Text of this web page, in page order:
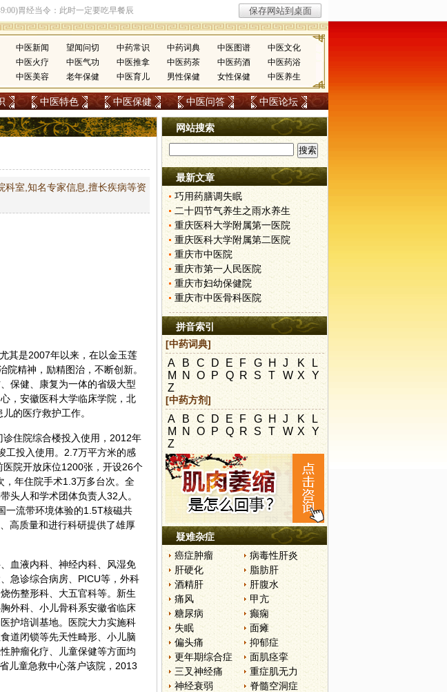
中医新闻 望闻问切 中药常识 中药词典 中医图谱
中医文化
中医火疗 中医气功 中医推拿 中医药茶 中医药酒
中医药浴
中医美容 老年保健 中医育儿 男性保健 女性保健 中医养生
中医特色 中医保健 中医问答 中医论坛
科室,知名专家信息,擅长疾病等资
其是2007年以来，在以金玉莲
院精神，励精图治，不断创新。
保健 、康复为一体的省级大型
，安徽医科大学临床学院，北
的医疗救护工作。
住院综合楼投入使用，2012年
工投入使用。2.7万平方米的感
院开放床位1200张，开设26个
年住院手术1.3万多台次。全
头人和学术团体负责人32人。
一流带环境体验的1.5T核磁共
、高质量和进行科研提供了雄厚
血液内科、神经内科、风湿免
、急诊综合病房、PICU等，外科
伤整形科、大五官科等。新生
外科、小儿骨科系安徽省临床
护培训基地。医院大力实施科
道闭锁等先天性畸形、小儿脑
肿瘤化疗、儿童保健等方面均
儿童急救中心落户该院，2013
网站搜索
最新文章
巧用药膳调失眠
二十四节气养生之雨水养生
重庆医科大学附属第一医院
重庆医科大学附属第二医院
重庆市中医院
重庆市第一人民医院
重庆市妇幼保健院
重庆市中医骨科医院
拼音索引
[中药词典]
A B C D E F G H J K
L
M N O P Q R S T W X
Y
Z
[中药方剂]
A B C D E F G H J K
L
M N O P Q R S T W X
Y
Z
疑难杂症
癌症肿瘤
病毒性肝炎
肝硬化
脂肪肝
酒精肝
肝腹水
痛风
甲亢
糖尿病
癫痫
失眠
面瘫
偏头痛
抑郁症
更年期综合症
面肌痉挛
三叉神经痛
重症肌无力
神经衰弱
脊髓空洞症